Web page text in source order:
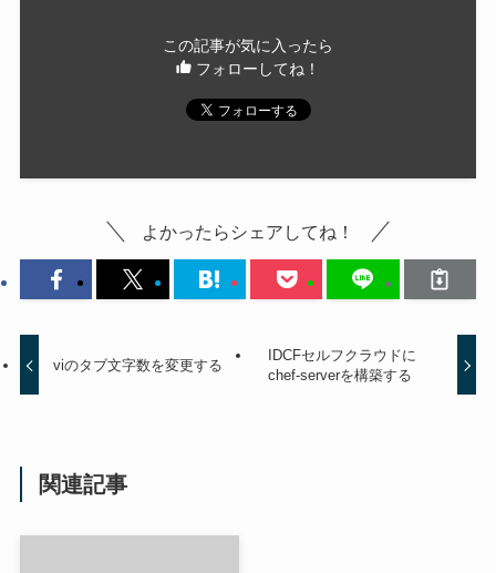
この記事が気に入ったら
フォローしてね！
よかったらシェアしてね！
viのタブ文字数を変更する
IDCFセルフクラウドに
chef-serverを構築する
関連記事